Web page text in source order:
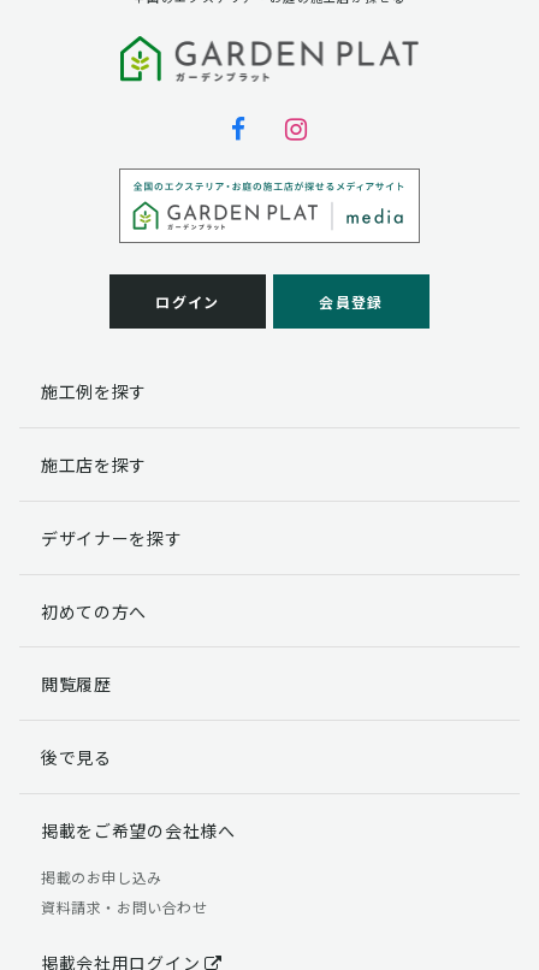
第三者への提供
弊社は法律で定められている場合を除いて、お客様の個
個人情報の取扱い業務の委託
弊社は事業運営上、お客様により良いサービスを提供す
るために業務の一部を外部に委託しており、業務委託先
客様には、貴殿の個人情報の利用目的の通知、開示、訂
理・機密保持などによりお客様の個人情報の漏洩防止に
個人情報提出の任意性
す。
らかじめご了承ください。
個人情報の開示請求について
る権利があります。
「個人情報の取り扱いについて」
【お問合せ先】 個人情報問合せ窓口
TEL：03-5411-7891（平日9:00 ～ 18:00）
ログイン 会員登録
施工例を探す
施工店を探す
デザイナーを探す
初めての方へ
閲覧履歴
後で見る
掲載をご希望の会社様へ
掲載のお申し込み
資料請求・お問い合わせ
掲載会社用ログイン